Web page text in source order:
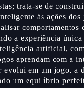
trata-se de
às ações dos
comportamentos
a experiência
artificial,
aprendam com a
em um jogo, a
um equilíbrio